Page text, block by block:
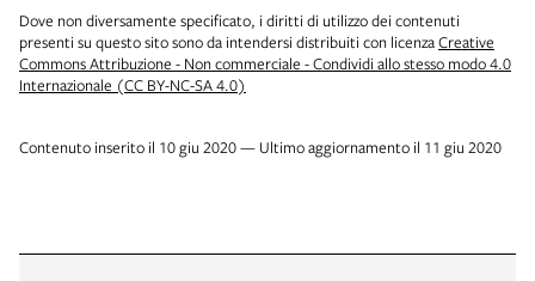
Dove non diversamente specificato, i diritti di utilizzo dei contenuti
presenti su questo sito sono da intendersi distribuiti con licenzaCreative
Commons Attribuzione - Non commerciale - Condividi allo stesso modo 4.0
Internazionale (CC BY-NC-SA 4.0)
Contenuto inserito il 10 giu 2020 — Ultimo aggiornamento il 11 giu 2020